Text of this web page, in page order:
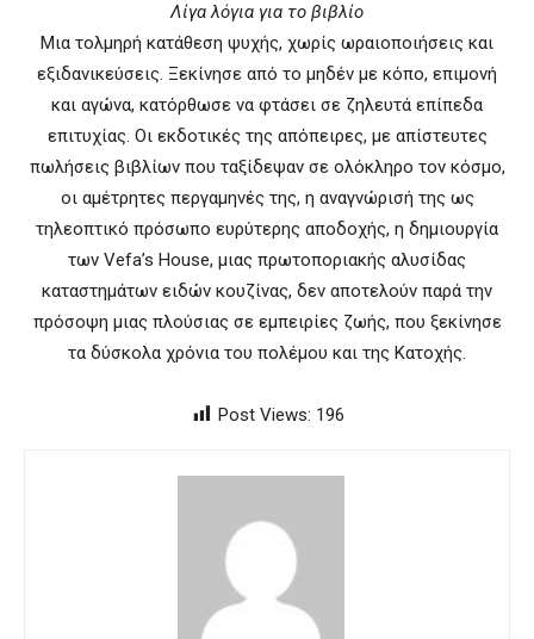
Λίγα λόγια για το βιβλίο
Μια τολμηρή κατάθεση ψυχής, χωρίς ωραιοποιήσεις και
εξιδανικεύσεις. Ξεκίνησε από το μηδέν με κόπο, επιμονή
και αγώνα, κατόρθωσε να φτάσει σε ζηλευτά επίπεδα
επιτυχίας. Οι εκδοτικές της απόπειρες, με απίστευτες
πωλήσεις βιβλίων που ταξίδεψαν σε ολόκληρο τον κόσμο,
οι αμέτρητες περγαμηνές της, η αναγνώρισή της ως
τηλεοπτικό πρόσωπο ευρύτερης αποδοχής, η δημιουργία
των Vefa’s House, μιας πρωτοποριακής αλυσίδας
καταστημάτων ειδών κουζίνας, δεν αποτελούν παρά την
πρόσοψη μιας πλούσιας σε εμπειρίες ζωής, που ξεκίνησε
τα δύσκολα χρόνια του πολέμου και της Κατοχής.
Post Views: 196